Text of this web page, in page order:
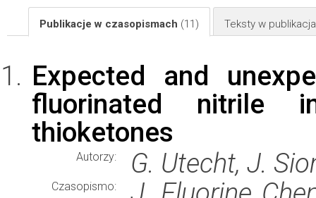
Publikacje w czasopismach (11) Teksty w
Expected and
fluorinated nitrile
thioketones
Autorzy: G. Utecht, J.
Czasopismo: